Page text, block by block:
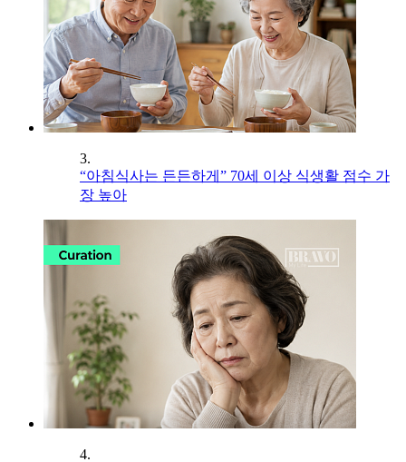
3.
“아침식사는 든든하게” 70세 이상 식생활 점수 가
장 높아
4.